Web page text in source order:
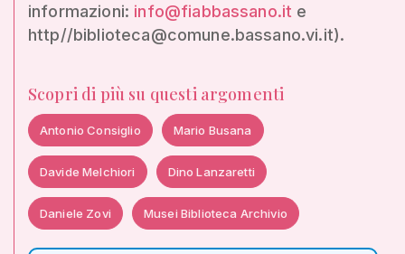
informazioni: info@fiabbassano.it e
http//biblioteca@comune.bassano.vi.it).
Scopri di più su questi argomenti
Antonio Consiglio Mario Busana
Davide Melchiori Dino Lanzaretti
Daniele Zovi Musei Biblioteca Archivio